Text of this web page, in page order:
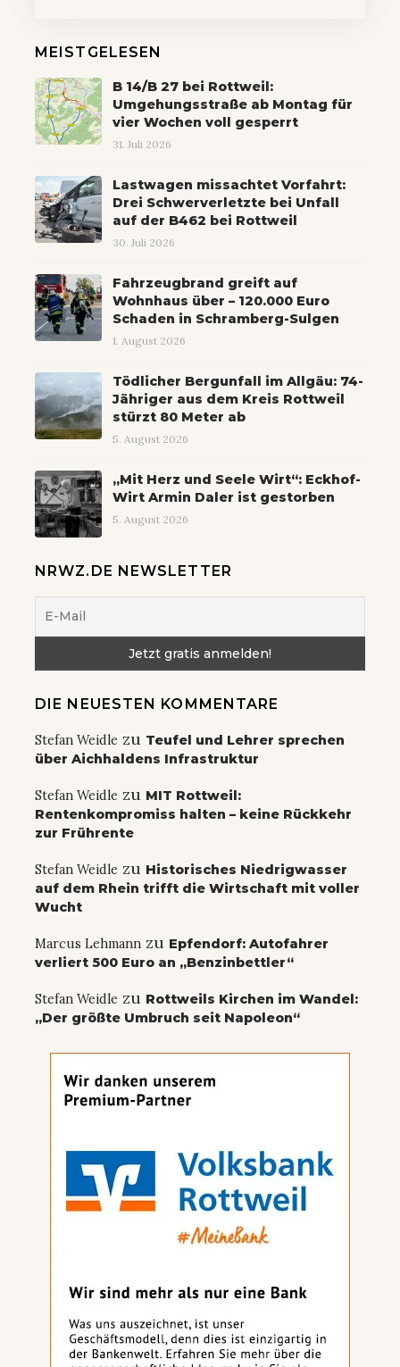
MEISTGELESEN
B 14/B 27 bei Rottweil:
Umgehungsstraße ab Montag für
vier Wochen voll gesperrt
31. Juli 2026
Lastwagen missachtet Vorfahrt:
Drei Schwerverletzte bei Unfall
auf der B462 bei Rottweil
30. Juli 2026
Fahrzeugbrand greift auf
Wohnhaus über – 120.000 Euro
Schaden in Schramberg-Sulgen
1. August 2026
Tödlicher Bergunfall im Allgäu: 74-
Jähriger aus dem Kreis Rottweil
stürzt 80 Meter ab
5. August 2026
„Mit Herz und Seele Wirt“: Eckhof-
Wirt Armin Daler ist gestorben
5. August 2026
NRWZ.DE NEWSLETTER
DIE NEUESTEN KOMMENTARE
Stefan Weidle zu Teufel und Lehrer sprechen
über Aichhaldens Infrastruktur
Stefan Weidle zu MIT Rottweil:
Rentenkompromiss halten – keine Rückkehr
zur Frührente
Stefan Weidle zu Historisches Niedrigwasser
auf dem Rhein trifft die Wirtschaft mit voller
Wucht
Marcus Lehmann zu Epfendorf: Autofahrer
verliert 500 Euro an „Benzinbettler“
Stefan Weidle zu Rottweils Kirchen im Wandel:
„Der größte Umbruch seit Napoleon“